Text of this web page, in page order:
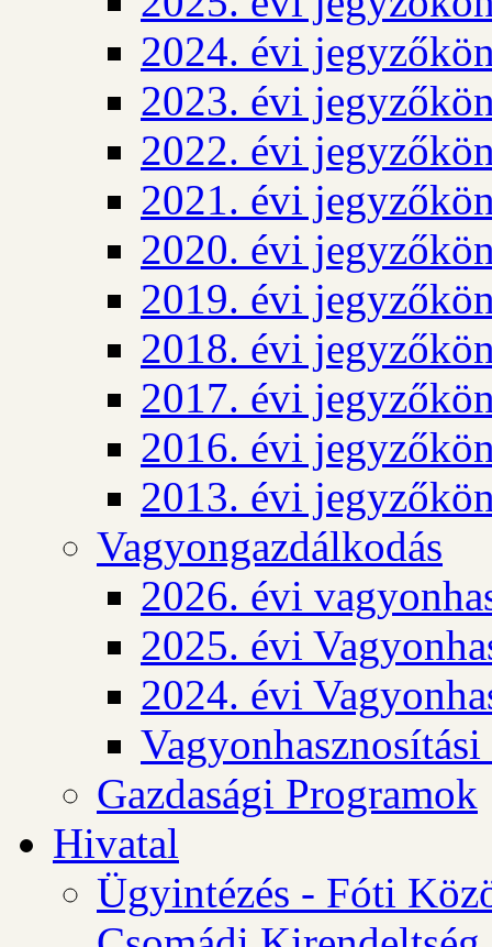
2024. évi
2023. évi
2022. évi
2021. évi
2020. évi
2019. évi
2018. évi
2017. évi
2016. évi
2013. évi
Vagyongazdálkodás
2026. évi
2025. évi
2024. évi
Gazdasági Programok
Hivatal
Ügyintézés - Fóti